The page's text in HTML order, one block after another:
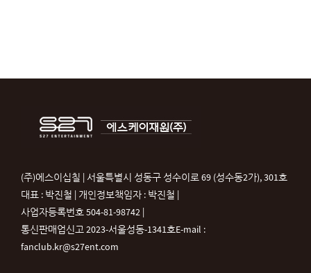
(주)에스이십칠 | 서울특별시 성동구 성수이로 69 (성수동2가), 301호
대표 : 박진철 | 개인정보책임자 : 박진철 |
사업자등록번호 504-81-98742 |
통신판매업신고 2023-서울성동-1341호E-mail :
fanclub.kr@s27ent.com